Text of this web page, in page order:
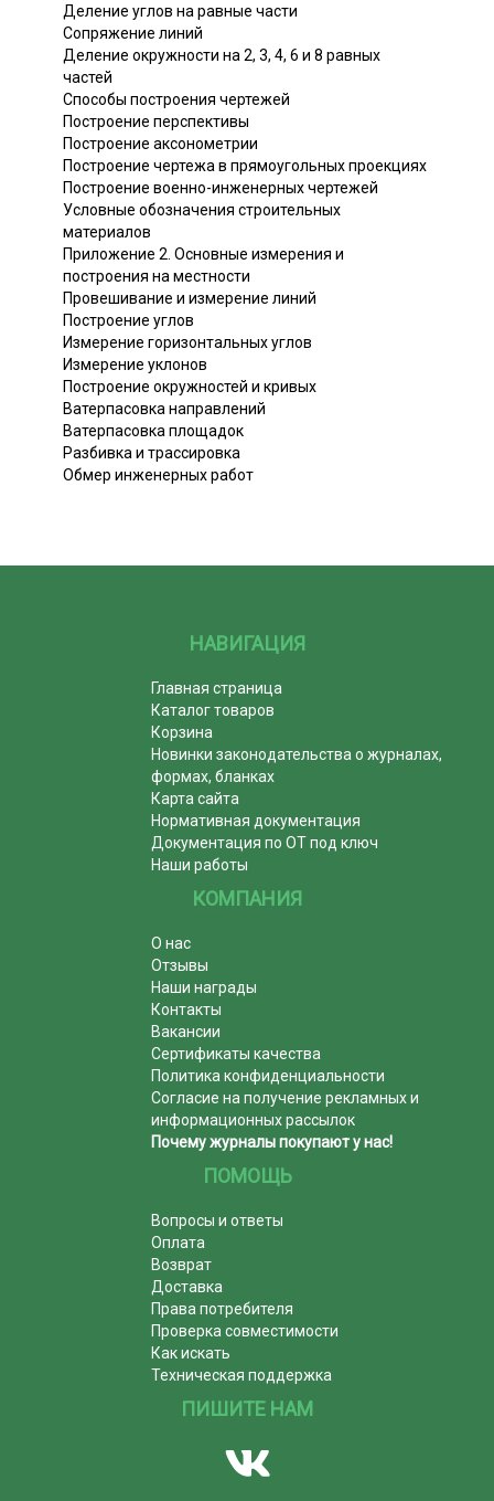
Деление углов на равные части
Сопряжение линий
Деление окружности на 2, 3, 4, 6 и 8 равных
частей
Способы построения чертежей
Построение перспективы
Построение аксонометрии
Построение чертежа в прямоугольных проекциях
Построение военно-инженерных чертежей
Условные обозначения строительных
материалов
Приложение 2. Основные измерения и
построения на местности
Провешивание и измерение линий
Построение углов
Измерение горизонтальных углов
Измерение уклонов
Построение окружностей и кривых
Ватерпасовка направлений
Ватерпасовка площадок
Разбивка и трассировка
Обмер инженерных работ
НАВИГАЦИЯ
Главная страница
Каталог товаров
Корзина
Новинки законодательства о журналах,
формах, бланках
Карта сайта
Нормативная документация
Документация по ОТ под ключ
Наши работы
КОМПАНИЯ
О нас
Отзывы
Наши награды
Контакты
Вакансии
Сертификаты качества
Политика конфиденциальности
Согласие на получение рекламных и
информационных рассылок
Почему журналы покупают у нас!
ПОМОЩЬ
Вопросы и ответы
Оплата
Возврат
Доставка
Права потребителя
Проверка совместимости
Как искать
Техническая поддержка
ПИШИТЕ НАМ